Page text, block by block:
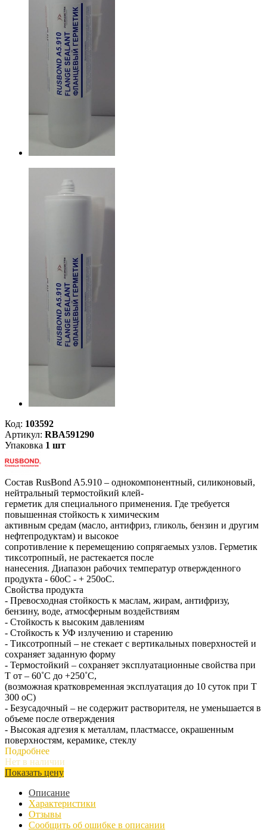
Код: 103592
Артикул: RBA591290
Упаковка 1 шт
Состав RusBond A5.910 – однокомпонентный, силиконовый,
нейтральный термостойкий клей-
герметик для специального применения. Где требуется
повышенная стойкость к химическим
активным средам (масло, антифриз, гликоль, бензин и другим
нефтепродуктам) и высокое
сопротивление к перемещению сопрягаемых узлов. Герметик
тиксотропный, не растекается после
нанесения. Диапазон рабочих температур отвержденного
продукта - 60оС - + 250оС.
Свойства продукта
- Превосходная стойкость к маслам, жирам, антифризу,
бензину, воде, атмосферным воздействиям
- Стойкость к высоким давлениям
- Стойкость к УФ излучению и старению
- Тиксотропный – не стекает с вертикальных поверхностей и
сохраняет заданную форму
- Термостойкий – сохраняет эксплуатационные свойства при
Т от – 60˚С до +250˚С,
(возможная кратковременная эксплуатация до 10 суток при Т
300 оС)
- Безусадочный – не содержит растворителя, не уменьшается в
объеме после отверждения
- Высокая адгезия к металлам, пластмассе, окрашенным
поверхностям, керамике, стеклу
Подробнее
Нет в наличии
Показать цену
Описание
Характеристики
Отзывы
Сообщить об ошибке в описании